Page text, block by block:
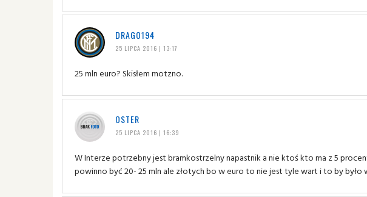
DRAGO194
25 LIPCA 2016 | 13:17
25 mln euro? Skisłem motzno.
OSTER
25 LIPCA 2016 | 16:39
W Interze potrzebny jest bramkostrzelny napastnik a nie ktoś kto ma z 5
powinno być 20- 25 mln ale złotych bo w euro to nie jest tyle wart i to by było